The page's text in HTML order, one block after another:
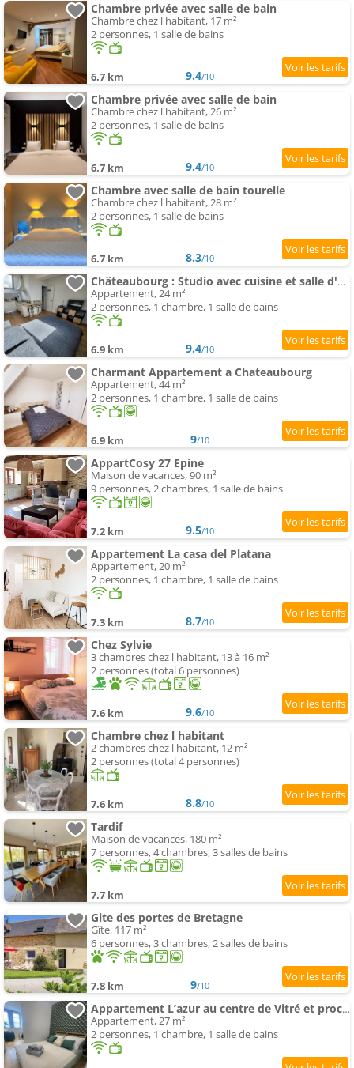
Chambre privée avec salle de bain
Chambre chez l'habitant, 17 m²
2 personnes, 1 salle de bains
6.7 km 9.4/10
Chambre privée avec salle de bain
Chambre chez l'habitant, 26 m²
2 personnes, 1 salle de bains
6.7 km 9.4/10
Chambre avec salle de bain tourelle
Chambre chez l'habitant, 28 m²
2 personnes, 1 salle de bains
6.7 km 8.3/10
Châteaubourg : Studio avec cuisine et salle d'eau
Appartement, 24 m²
2 personnes, 1 chambre, 1 salle de bains
6.9 km 9.4/10
Charmant Appartement a Chateaubourg
Appartement, 44 m²
2 personnes, 1 chambre, 1 salle de bains
6.9 km 9/10
AppartCosy 27 Epine
Maison de vacances, 90 m²
9 personnes, 2 chambres, 1 salle de bains
7.2 km 9.5/10
Appartement La casa del Platana
Appartement, 20 m²
2 personnes, 1 chambre, 1 salle de bains
7.3 km 8.7/10
Chez Sylvie
3 chambres chez l'habitant, 13 à 16 m²
2 personnes (total 6 personnes)
7.6 km 9.6/10
Chambre chez l habitant
2 chambres chez l'habitant, 12 m²
2 personnes (total 4 personnes)
7.6 km 8.8/10
Tardif
Maison de vacances, 180 m²
7 personnes, 4 chambres, 3 salles de bains
7.7 km
Gite des portes de Bretagne
Gîte, 117 m²
6 personnes, 3 chambres, 2 salles de bains
7.8 km 9/10
Appartement L’azur au centre de Vitré et proche château/gare
Appartement, 27 m²
2 personnes, 1 chambre, 1 salle de bains